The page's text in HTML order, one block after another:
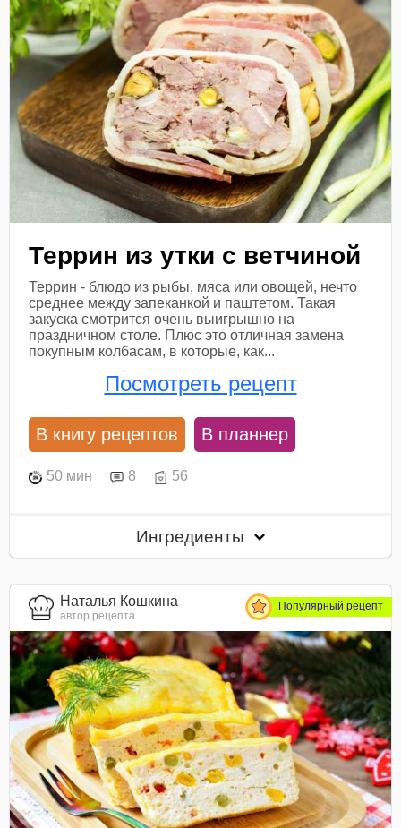
Террин из утки с ветчиной
Террин - блюдо из рыбы, мяса или овощей, нечто
среднее между запеканкой и паштетом. Такая
закуска смотрится очень выигрышно на
праздничном столе. Плюс это отличная замена
покупным колбасам, в которые, как...
Посмотреть рецепт
В книгу рецептов В планнер
50 мин 8 56
Ингредиенты
Наталья Кошкина
автор рецепта
Популярный рецепт